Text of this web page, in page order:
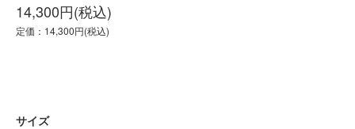
14,300円(税込)
定価：14,300円(税込)
サイズ